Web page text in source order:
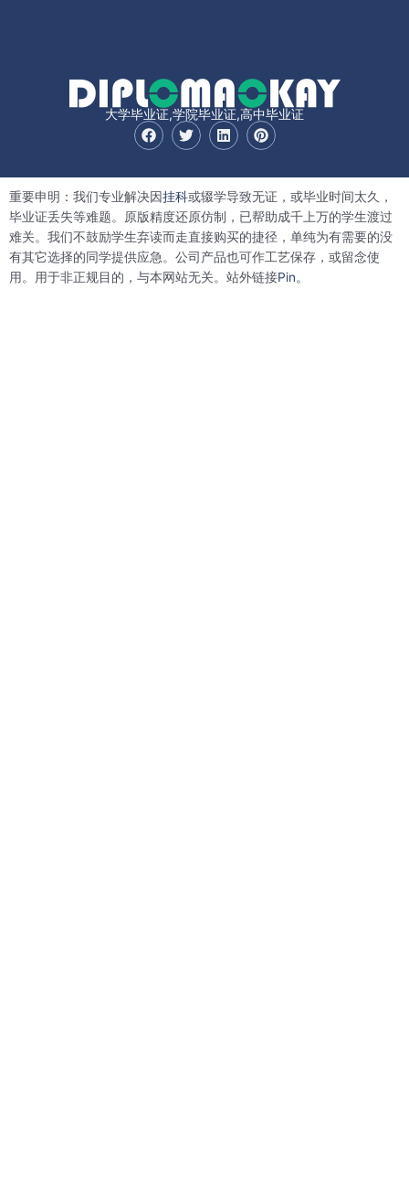
大学毕业证,学院毕业证,高中毕业证
F
a
o
o
k
T
w
t
e
r
L
i
d
i
n
P
i
r
e
s
t
重要申明：我们专业解决因挂科或辍学导致无证，或毕业时间太久，
毕业证丢失等难题。原版精度还原仿制，已帮助成千上万的学生渡过
难关。我们不鼓励学生弃读而走直接购买的捷径，单纯为有需要的没
有其它选择的同学提供应急。公司产品也可作工艺保存，或留念使
用。用于非正规目的，与本网站无关。站外链接Pin。